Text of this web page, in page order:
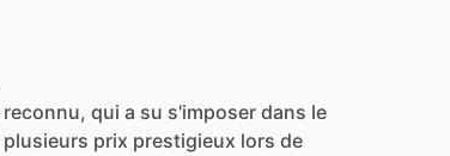
reconnu, qui a su s'imposer dans le
plusieurs prix prestigieux lors de